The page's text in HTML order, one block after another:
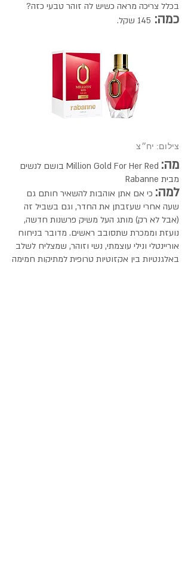
בכלל צריכה מראה כשיש לה זוהר טבעי כזה?
כמה: 145 שקל.
צילום: יח״צ
מה:
Million Gold For Her Red בושם לנשים
מבית Rabanne
למה: כי אם אתן אוהבות להשאיר חותם גם
שעה אחרי שעזבתן את החדר, וגם בשביל זה
(אבל לא רק) מותג העל משיק פרשנות חדשה,
נועזת וממכרת שתסובב ראשים. מדובר בניחוח
אוריינטלי ונילי עוצמתי, נשי וזוהר, שמצליח לשלב
באלגנטיות בין אקזוטיות טרופית למתיקות חמימה